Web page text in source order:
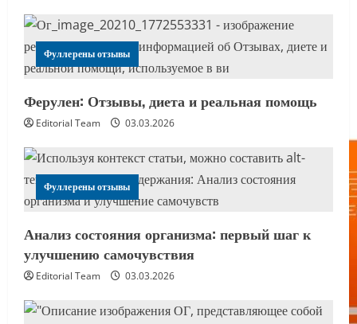
Фуллерены отзывы
Ферулен: Отзывы, диета и реальная помощь
Editorial Team 03.03.2026
Фуллерены отзывы
Анализ состояния организма: первый шаг к
улучшению самочувствия
Editorial Team 03.03.2026